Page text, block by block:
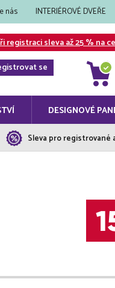
nás INTERIÉROVÉ DVEŘE
registraci sleva až 25 % na
se
DESIGNOVÉ
Sleva pro registrované